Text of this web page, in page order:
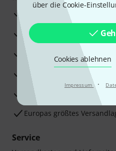
über die Cookie-
Cookies ablehnen
Impressum ·
3 Jahre Thomann Garantie
30 Tage Money-Back-
Beratung durch
Zufriedenheitsgarantie
Europas größtes
Service